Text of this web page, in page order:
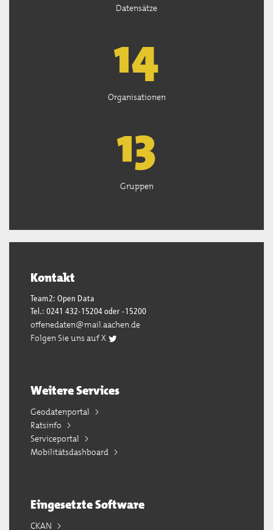
Datensätze
15
Organisationen
13
Gruppen
Kontakt
Team2: Open Data
Tel.: 0241 432-15204 oder -15200
offenedaten@mail.aachen.de
Folgen Sie uns auf X
Weitere Services
Geodatenportal
Ratsinfo
Serviceportal
Mobilitätsdashboard
Eingesetzte Software
CKAN